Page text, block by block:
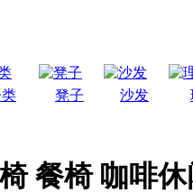
凳子 沙发
餐椅 咖啡